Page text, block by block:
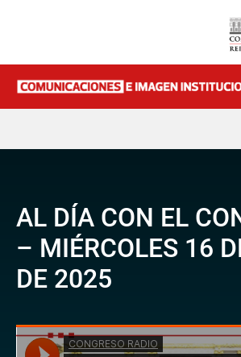
AL DÍA CON EL
– MIÉRCOLES 16
DE 2025